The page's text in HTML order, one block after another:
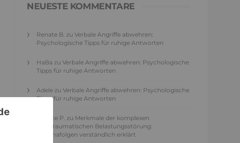
NEUESTE KOMMENTARE
Renate B. zu Verbale Angriffe abwehren:
Psychologische Tipps für ruhige Antworten
HaBa zu Verbale Angriffe abwehren: Psychologische
Tipps für ruhige Antworten
Adele zu Verbale Angriffe abwehren: Psychologische
Tipps für ruhige Antworten
Juliette P. zu Merkmale der komplexen
Posttraumatischen Belastungsstörung:
Traumafolgen verständlich erklärt